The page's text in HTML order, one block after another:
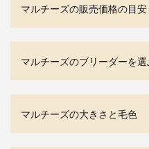
マルチーズの販売価格の目安
マルチーズのブリーダーを選
マルチーズの大きさと毛色